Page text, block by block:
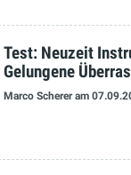
Test: Neuzeit
Gelungene
Marco Schereram